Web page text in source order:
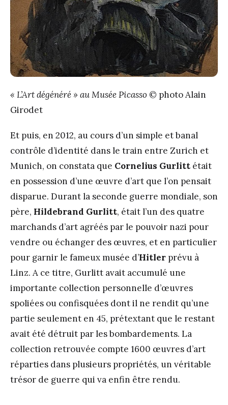
« L’Art dégénéré » au Musée Picasso © photo Alain
Girodet
Et puis, en 2012, au cours d’un simple et banal
contrôle d’identité dans le train entre Zurich et
Munich, on constata que Cornelius Gurlitt était
en possession d’une œuvre d’art que l’on pensait
disparue. Durant la seconde guerre mondiale, son
père, Hildebrand Gurlitt, était l’un des quatre
marchands d’art agréés par le pouvoir nazi pour
vendre ou échanger des œuvres, et en particulier
pour garnir le fameux musée d’Hitler prévu à
Linz. A ce titre, Gurlitt avait accumulé une
importante collection personnelle d’œuvres
spoliées ou confisquées dont il ne rendit qu’une
partie seulement en 45, prétextant que le restant
avait été détruit par les bombardements. La
collection retrouvée compte 1600 œuvres d’art
réparties dans plusieurs propriétés, un véritable
trésor de guerre qui va enfin être rendu.